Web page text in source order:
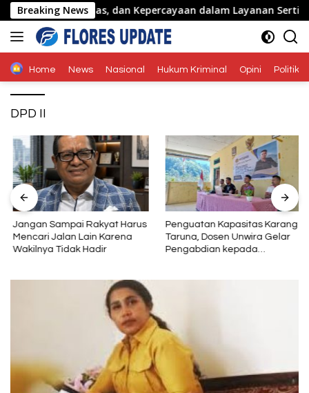
Langsung
ke
konten
Breaking News
Integritas, dan Kepercayaan dalam Layanan Sertifikasi
Home News Nasional Hukum Kriminal Opini Politik
DPD II
Jangan Sampai Rakyat Harus
Mencari Jalan Lain Karena
Wakilnya Tidak Hadir
Penguatan Kapasitas Karang
Taruna, Dosen Unwira Gelar
Pengabdian kepada